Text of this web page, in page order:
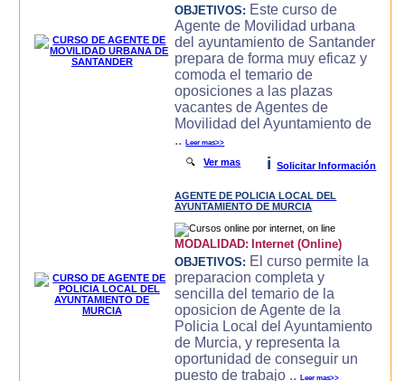
OBJETIVOS: Este curso de
Agente de Movilidad urbana
del ayuntamiento de Santander
prepara de forma muy eficaz y
comoda el temario de
oposiciones a las plazas
vacantes de Agentes de
Movilidad del Ayuntamiento de
..Leer mas>>
🔍Ver mas i Solicitar Información
AGENTE DE POLICIA LOCAL DEL
AYUNTAMIENTO DE MURCIA
MODALIDAD: Internet (Online)
OBJETIVOS: El curso permite la
preparacion completa y
sencilla del temario de la
oposicion de Agente de la
Policia Local del Ayuntamiento
de Murcia, y representa la
oportunidad de conseguir un
puesto de trabajo ..Leer mas>>